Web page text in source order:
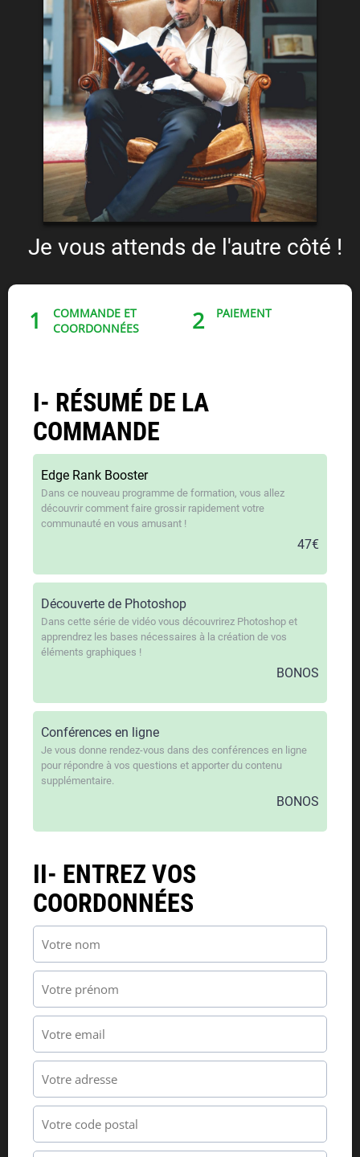
Je vous attends de l'autre côté !
1
COMMANDE ET
COORDONNÉES
2 PAIEMENT
I- RÉSUMÉ DE LA
COMMANDE
Edge Rank Booster
Dans ce nouveau programme de formation, vous allez
découvrir comment faire grossir rapidement votre
communauté en vous amusant !
47€
Découverte de Photoshop
Dans cette série de vidéo vous découvrirez Photoshop et
apprendrez les bases nécessaires à la création de vos
éléments graphiques !
BONOS
Conférences en ligne
Je vous donne rendez-vous dans des conférences en ligne
pour répondre à vos questions et apporter du contenu
supplémentaire.
BONOS
II- ENTREZ VOS
COORDONNÉES